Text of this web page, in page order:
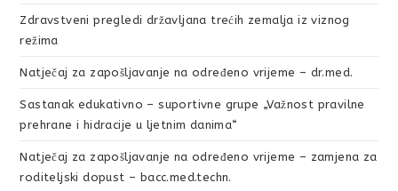
Zdravstveni pregledi državljana trećih zemalja iz viznog
režima
Natječaj za zapošljavanje na određeno vrijeme – dr.med.
Sastanak edukativno – suportivne grupe „Važnost pravilne
prehrane i hidracije u ljetnim danima“
Natječaj za zapošljavanje na određeno vrijeme – zamjena za
roditeljski dopust – bacc.med.techn.